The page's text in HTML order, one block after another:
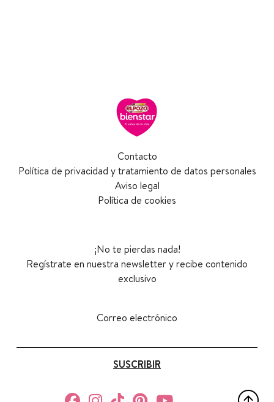
Contacto
Política de privacidad y tratamiento de datos personales
Aviso legal
Política de cookies
¡No te pierdas nada!
Regístrate en nuestra newsletter y recibe contenido
exclusivo
Correo electrónico
SUSCRIBIR